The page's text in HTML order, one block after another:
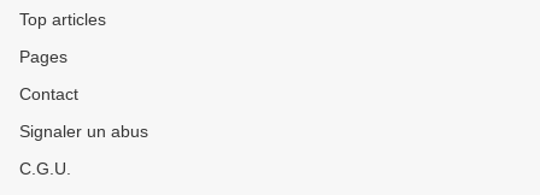
Top articles
Pages
Contact
Signaler un abus
C.G.U.